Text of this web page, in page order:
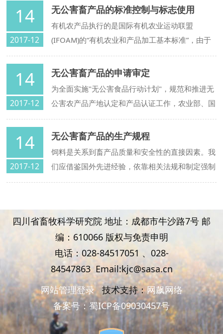
业能量的封闭循环状态下生产，
14
2017-12
无公害畜产品的标准控制与标志使用
有机农产品执行的是国际有机农业运动联盟
(IFOAM)的“有机农业和产品加工基本标准”，由于
有机农产品在我国尚未形成消费群体，产品主要用
于出口，虽然我国也发布了一些有机农产品的行业
标准，
14
2017-12
无公害畜产品的申请审定
为全面实施"无公害食品行动计划"，规范和推进无
公害农产品产地认定和产品认证工作，农业部、国
家认证认可监督管理委员会共同制定了《无公害农
产品产地认定程序》和《无公害农产品认证程
序》，现予公告。本公告自发布之日起执行
14
2017-12
无公害畜产品的生产规程
饲料是关系到畜产品质量和安全性的直接因素。我
们应借鉴国外先进经验，依靠相关法规和制定强制
性标准来规范安全饲料的生产。包括：（1）采样
四川省畜牧科学研究院 地址：成都市牛沙路7号 邮
编：610066 版权与免责申明
电话：028-84517051 、 028-
84547863 Email:kjc@sasa.cn
网站管理登录技术支持：网飙网络
备案号：蜀ICP备09030457号